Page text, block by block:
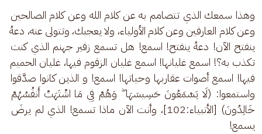
وهذا سمعك الذي تتصامم به عن كلام الله وعن كلام الصالحين
وعن كلام العارفين وعن كلام الأولياء، ولا يعجبك، وتتولى عنه، دعهُ
ينفتح الآن! دعهُ ينفتح! اسمع! هل تسمع زفير جهنم الذي كنت
تكذب به؟! اسمع غليانها! اسمع غليان الزقوم فيها، غليان الحميم
فيها! اسمع أصوات عقاربها وحياتها! اسمع! و الذين كانوا صدَّقوا
واستمعوا: (لَا يَسْمَعُونَ حَسِيسَهَا ۖ وَهُمْ فِي مَا اشْتَهَتْ أَنفُسُهُمْ
خَالِدُونَ) [الأنبياء:102]، وأنت الآن ماذا تسمع! الذي لم يرضَ
يسمع!